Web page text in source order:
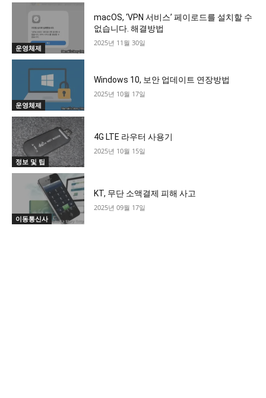
운영체제
macOS, ‘VPN 서비스’ 페이로드를 설치할 수
없습니다. 해결방법
2025년 11월 30일
운영체제
Windows 10, 보안 업데이트 연장방법
2025년 10월 17일
정보 및 팁
4G LTE 라우터 사용기
2025년 10월 15일
이동통신사
KT, 무단 소액결제 피해 사고
2025년 09월 17일